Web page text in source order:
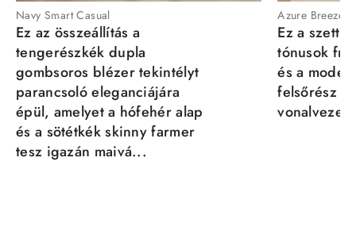
Navy Smart Casual
Ez az összeállítás a
tengerészkék dupla
gombsoros blézer tekintélyt
parancsoló eleganciájára
épül, amelyet a hófehér alap
és a sötétkék skinny farmer
tesz igazán maivá...
Azure Breeze
Ez a szett
tónusok
és a
felsőrész